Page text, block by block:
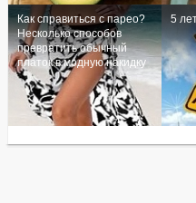
Как справиться с парео?
Несколько способов
превратить обычный
платок в модную накидку
5